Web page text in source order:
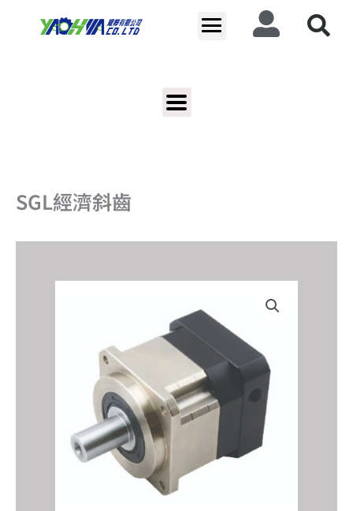
SGL經濟斜齒